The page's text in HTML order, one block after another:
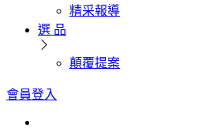
精采報導
選 品
顛覆提案
會員登入